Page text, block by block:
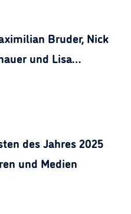
Bruder, Nick
und Lisa
des Jahres 2025
und Medien